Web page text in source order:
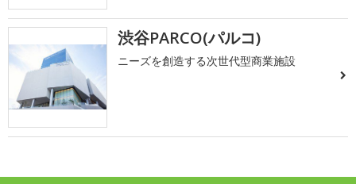
渋谷PARCO(パルコ)
ニーズを創造する次世代型商業施設